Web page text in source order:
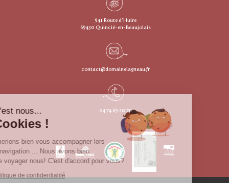
941 Route d’Huire
69430 Quincié-en-Beaujolais
contact@domainelagneau.fr
04 74 69 20 70
Salut c'est nous...
les Cookies !
Nous aimerions bien vous accompagner lors
de votre navigation ... Nous avons bien
besoin de voyager nous! C'est d'accord pour vous?
Lire la politique de confidentialité